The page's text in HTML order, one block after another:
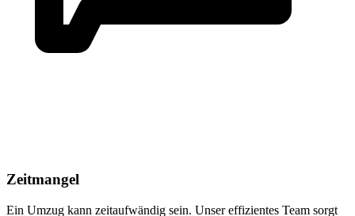
Zeitmangel
Ein Umzug kann zeitaufwändig sein. Unser effizientes Team sorgt